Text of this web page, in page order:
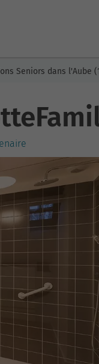
Seniors dans l'Aube